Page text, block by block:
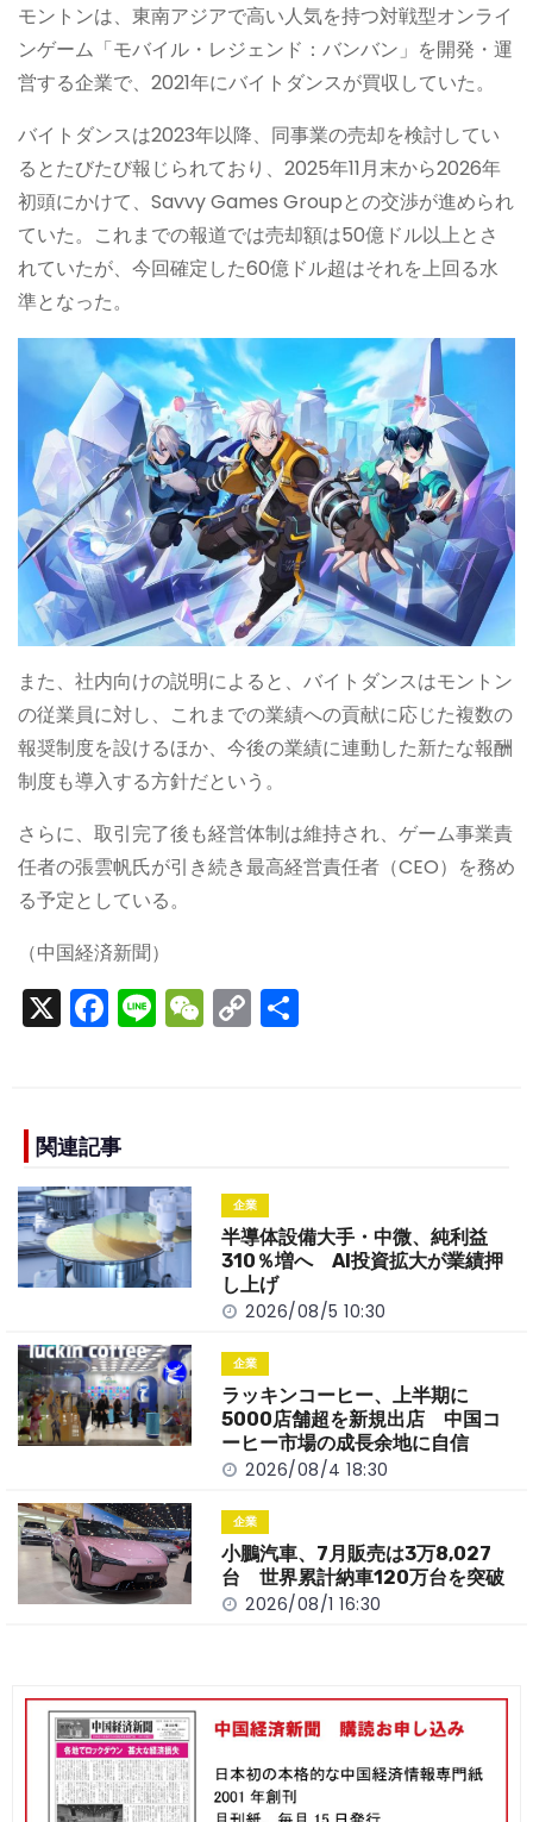
モントンは、東南アジアで高い人気を持つ対戦型オンライ
ンゲーム「モバイル・レジェンド：バンバン」を開発・運
営する企業で、2021年にバイトダンスが買収していた。
バイトダンスは2023年以降、同事業の売却を検討してい
るとたびたび報じられており、2025年11月末から2026年
初頭にかけて、Savvy Games Groupとの交渉が進められ
ていた。これまでの報道では売却額は50億ドル以上とさ
れていたが、今回確定した60億ドル超はそれを上回る水
準となった。
また、社内向けの説明によると、バイトダンスはモントン
の従業員に対し、これまでの業績への貢献に応じた複数の
報奨制度を設けるほか、今後の業績に連動した新たな報酬
制度も導入する方針だという。
さらに、取引完了後も経営体制は維持され、ゲーム事業責
任者の張雲帆氏が引き続き最高経営責任者（CEO）を務め
る予定としている。
（中国経済新聞）
X F
a
e
b
o
o
k
Li
n
W
e
C
o
n
k
関連記事
企業
半導体設備大手・中微、純利益
310％増へ AI投資拡大が業績押
し上げ
2026/08/5 10:30
企業
ラッキンコーヒー、上半期に
5000店舗超を新規出店 中国コ
ーヒー市場の成長余地に自信
2026/08/4 18:30
企業
小鵬汽車、7月販売は3万8,027
台 世界累計納車120万台を突破
2026/08/1 16:30